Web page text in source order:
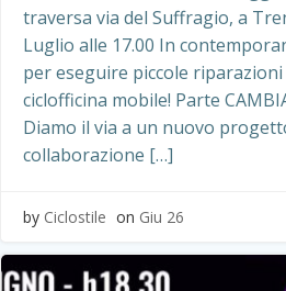
traversa via del Suffragio, a
Luglio alle 17.00 In
per eseguire piccole
ciclofficina mobile! Parte
Diamo il via a un nuovo
collaborazione […]
by Ciclostile on Giu 26